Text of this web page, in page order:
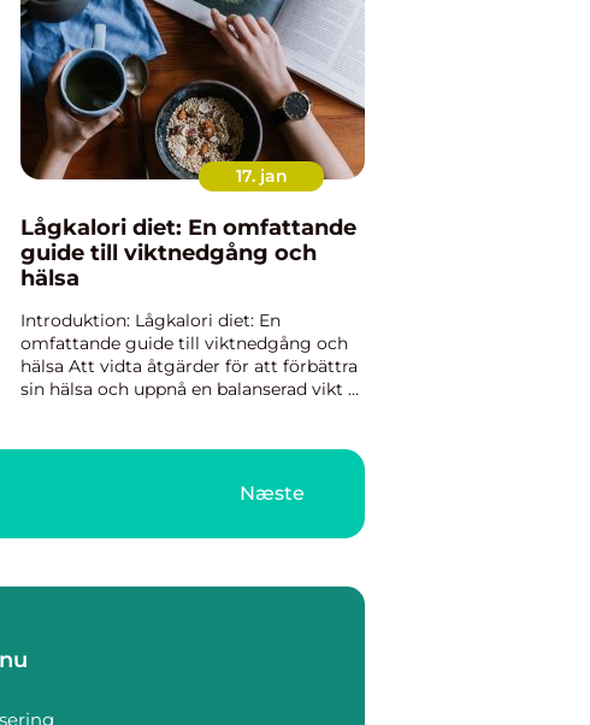
17. jan
Lågkalori diet: En omfattande
guide till viktnedgång och
hälsa
Introduktion: Lågkalori diet: En
omfattande guide till viktnedgång och
hälsa Att vidta åtgärder för att förbättra
sin hälsa och uppnå en balanserad vikt är
Næste